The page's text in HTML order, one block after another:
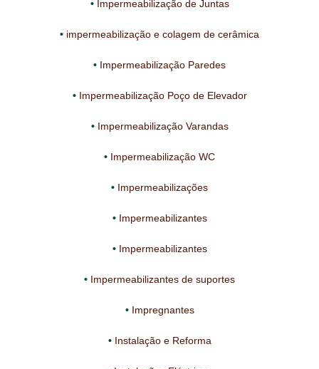
Impermeabilização de Juntas
impermeabilização e colagem de cerâmica
Impermeabilização Paredes
Impermeabilização Poço de Elevador
Impermeabilização Varandas
Impermeabilização WC
Impermeabilizações
Impermeabilizantes
Impermeabilizantes
Impermeabilizantes de suportes
Impregnantes
Instalação e Reforma